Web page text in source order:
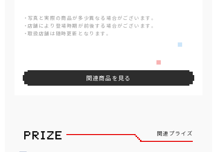
・写真と実際の商品が多少異なる場合がございます。
・店舗により登場時期が前後する場合がございます。
・取扱店舗は随時更新となります。
関連商品を見る
関連プライズ